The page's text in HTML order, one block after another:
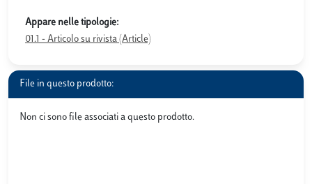
Appare nelle tipologie:
01.1 - Articolo su rivista (Article)
File in questo prodotto:
Non ci sono file associati a questo prodotto.